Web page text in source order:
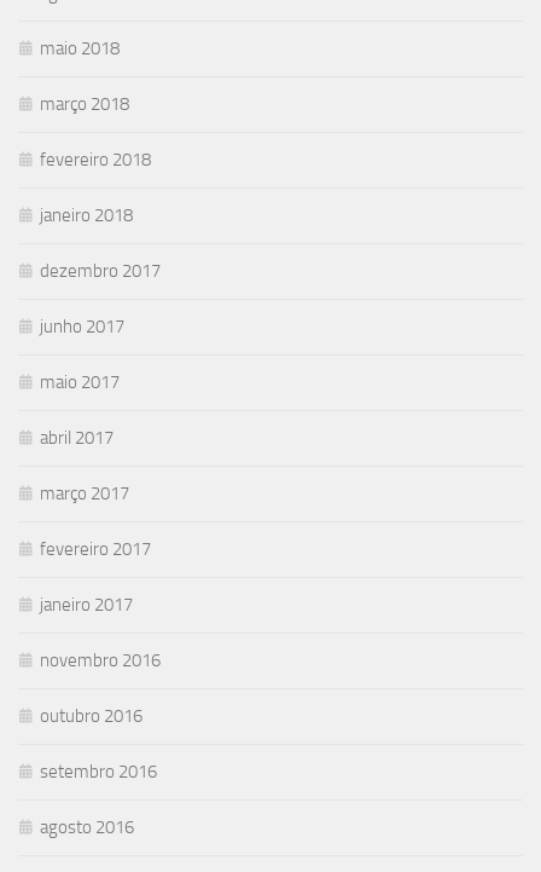
maio 2018
março 2018
fevereiro 2018
janeiro 2018
dezembro 2017
junho 2017
maio 2017
abril 2017
março 2017
fevereiro 2017
janeiro 2017
novembro 2016
outubro 2016
setembro 2016
agosto 2016